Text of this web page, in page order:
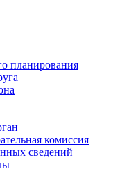
планирования
комиссия
сведений